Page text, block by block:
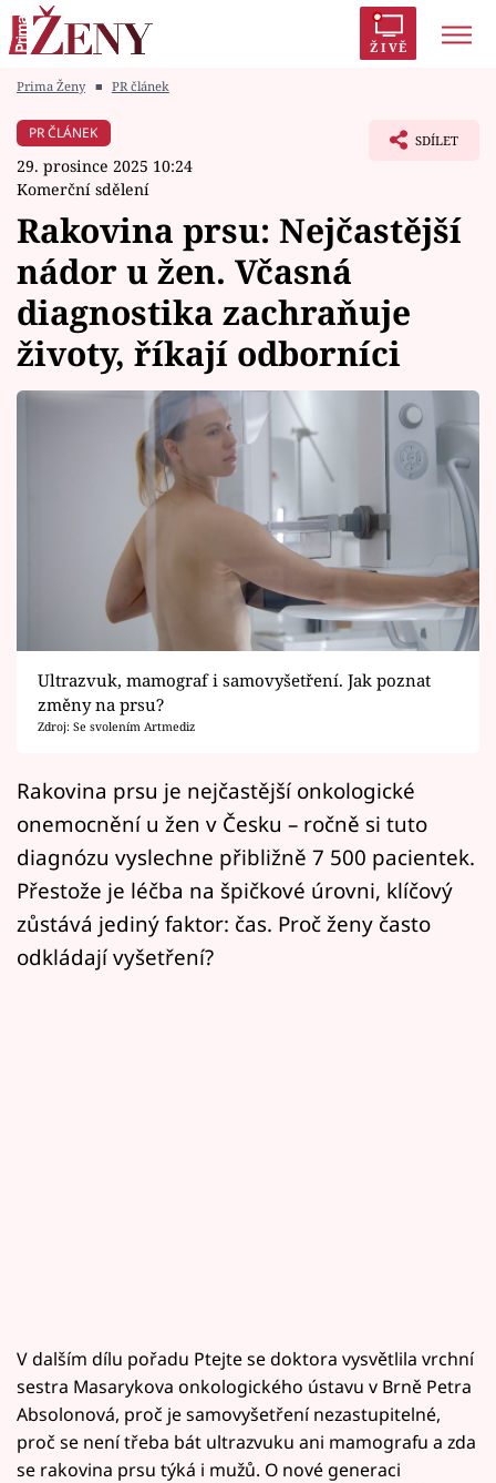
ŽIVĚ
Módní alarm
Témata
Celebrity
Vztahy
Horoskopy
Sledujte prima+
Filmový festival Karlovy Vary
Mámy sobě
Přihlášení
Sledujte nás
Prima Ženy ■ PR článek
PR ČLÁNEK
29. prosince 2025 10:24
Komerční sdělení
SDÍLET
Rakovina prsu: Nejčastější
nádor u žen. Včasná
diagnostika zachraňuje
životy, říkají odborníci
Ultrazvuk, mamograf i samovyšetření. Jak poznat
změny na prsu?
Zdroj: Se svolením Artmediz
Rakovina prsu je nejčastější onkologické
onemocnění u žen v Česku – ročně si tuto
diagnózu vyslechne přibližně 7 500 pacientek.
Přestože je léčba na špičkové úrovni, klíčový
zůstává jediný faktor: čas. Proč ženy často
odkládají vyšetření?
V dalším dílu pořadu Ptejte se doktora vysvětlila vrchní
sestra Masarykova onkologického ústavu v Brně Petra
Absolonová, proč je samovyšetření nezastupitelné,
proč se není třeba bát ultrazvuku ani mamografu a zda
se rakovina prsu týká i mužů. O nové generaci